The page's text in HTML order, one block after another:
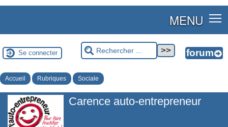
MENU
Se connecter
Accueil Rubriques Sociale
Carence auto-entrepreneur